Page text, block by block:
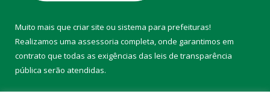
Muito mais que criar site ou sistema para prefeituras!
Realizamos uma assessoria completa, onde garantimos em
contrato que todas as exigências das leis de transparência
pública serão atendidas.